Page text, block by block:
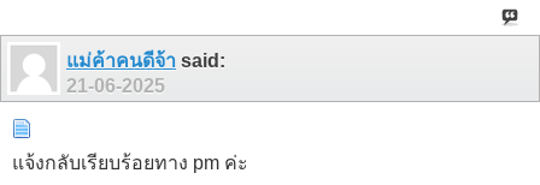
แม่ค้าคนดีจ้า said:
21-06-2025
แจ้งกลับเรียบร้อยทาง pm ค่ะ